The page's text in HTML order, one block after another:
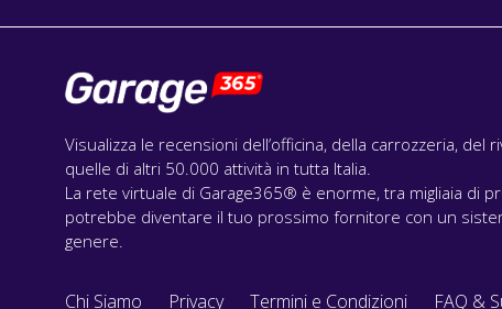
Visualizza le recensioni dell’officina, della carrozzeria, del
quelle di altri 50.000 attività in tutta Italia.
La rete virtuale di Garage365® è enorme, tra migliaia di
potrebbe diventare il tuo prossimo fornitore con un
genere.
Chi Siamo Privacy Termini e Condizioni FAQ &